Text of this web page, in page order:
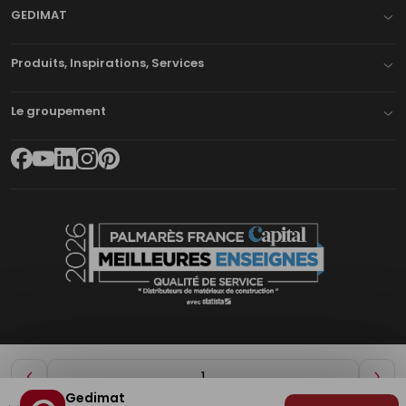
Diminuer
de de
GEDIMAT
Produits, Inspirations, Services
Le groupement
Plan du siteMentions légales Déclaration d'accessibilité
Gedimat